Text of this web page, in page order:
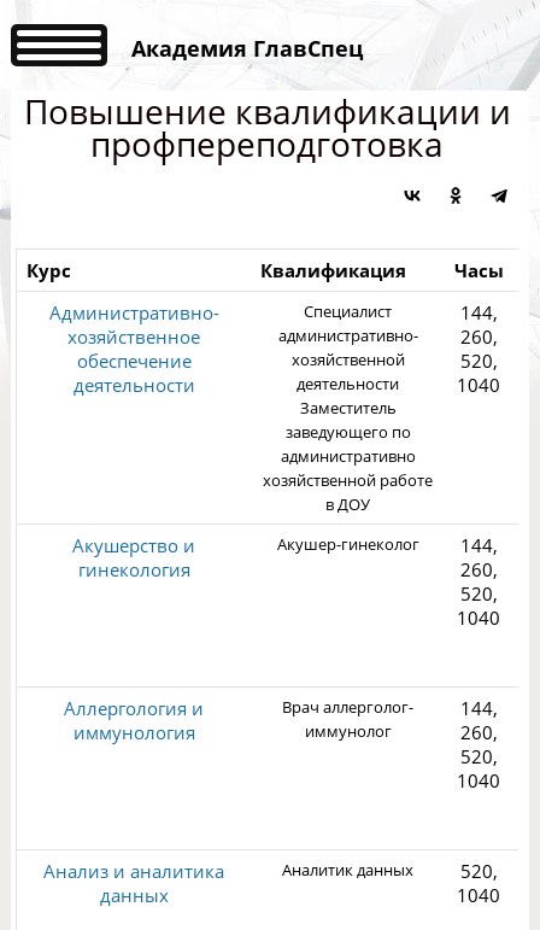
Академия ГлавСпец
Повышение квалификации и
профпереподготовка
Курс Квалификация Часы
Административно-
хозяйственное
обеспечение
деятельности
Специалист
административно-
хозяйственной
деятельности
Заместитель
заведующего по
административно
хозяйственной работе
в ДОУ
144,
260,
520,
1040
Акушерство и
гинекология
Акушер-гинеколог
144,
260,
520,
1040
Аллергология и
иммунология
Врач аллерголог-
иммунолог
144,
260,
520,
1040
Анализ и аналитика
данных
Аналитик данных
520,
1040